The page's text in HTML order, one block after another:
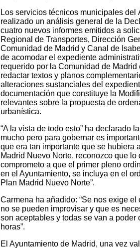
Los servicios técnicos municipales
realizado un análisis general de la
cuatro nuevos informes emitidos a
Regional de Transportes, Dirección
Comunidad de Madrid y Canal de
de acomodar el expediente
requerido por la Comunidad de
redactar textos y planos
alteraciones sustanciales del
documentación que constituye la
relevantes sobre la propuesta de
urbanística.
“A la vista de todo esto” ha declarado
mucho pero para gobernar es
que era tan importante que se hubiera
Madrid Nuevo Norte, reconozco que
comprometo a que el primer pleno
en el Ayuntamiento, se incluya en el
Plan Madrid Nuevo Norte”.
Carmena ha añadido: “Se nos exige
no se pueden improvisar y que es
son aceptables y todas se van a
horas”.
El Ayuntamiento de Madrid, una vez